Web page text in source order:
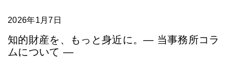
2026年1月7日
知的財産を、もっと身近に。― 当事務所コラ
ムについて ―